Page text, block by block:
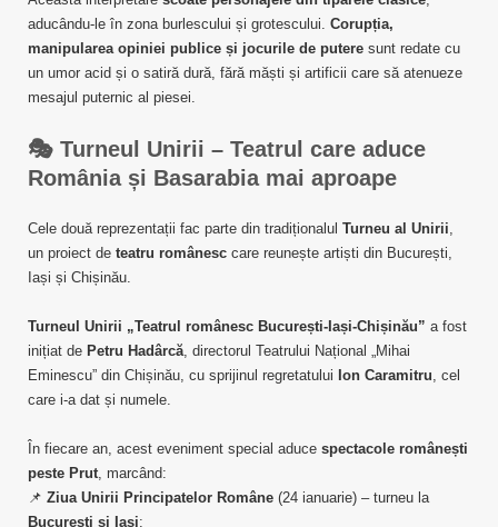
aducându-le în zona burlescului și grotescului. Corupția,
manipularea opiniei publice și jocurile de putere sunt redate cu
un umor acid și o satiră dură, fără măști și artificii care să atenueze
mesajul puternic al piesei.
🎭 Turneul Unirii – Teatrul care aduce
România și Basarabia mai aproape
Cele două reprezentații fac parte din tradiționalul Turneu al Unirii,
un proiect de teatru românesc care reunește artiști din București,
Iași și Chișinău.
Turneul Unirii „Teatrul românesc București-Iași-Chișinău” a fost
inițiat de Petru Hadârcă, directorul Teatrului Național „Mihai
Eminescu” din Chișinău, cu sprijinul regretatului Ion Caramitru, cel
care i-a dat și numele.
În fiecare an, acest eveniment special aduce spectacole românești
peste Prut, marcând:
📌 Ziua Unirii Principatelor Române (24 ianuarie) – turneu la
București și Iași;